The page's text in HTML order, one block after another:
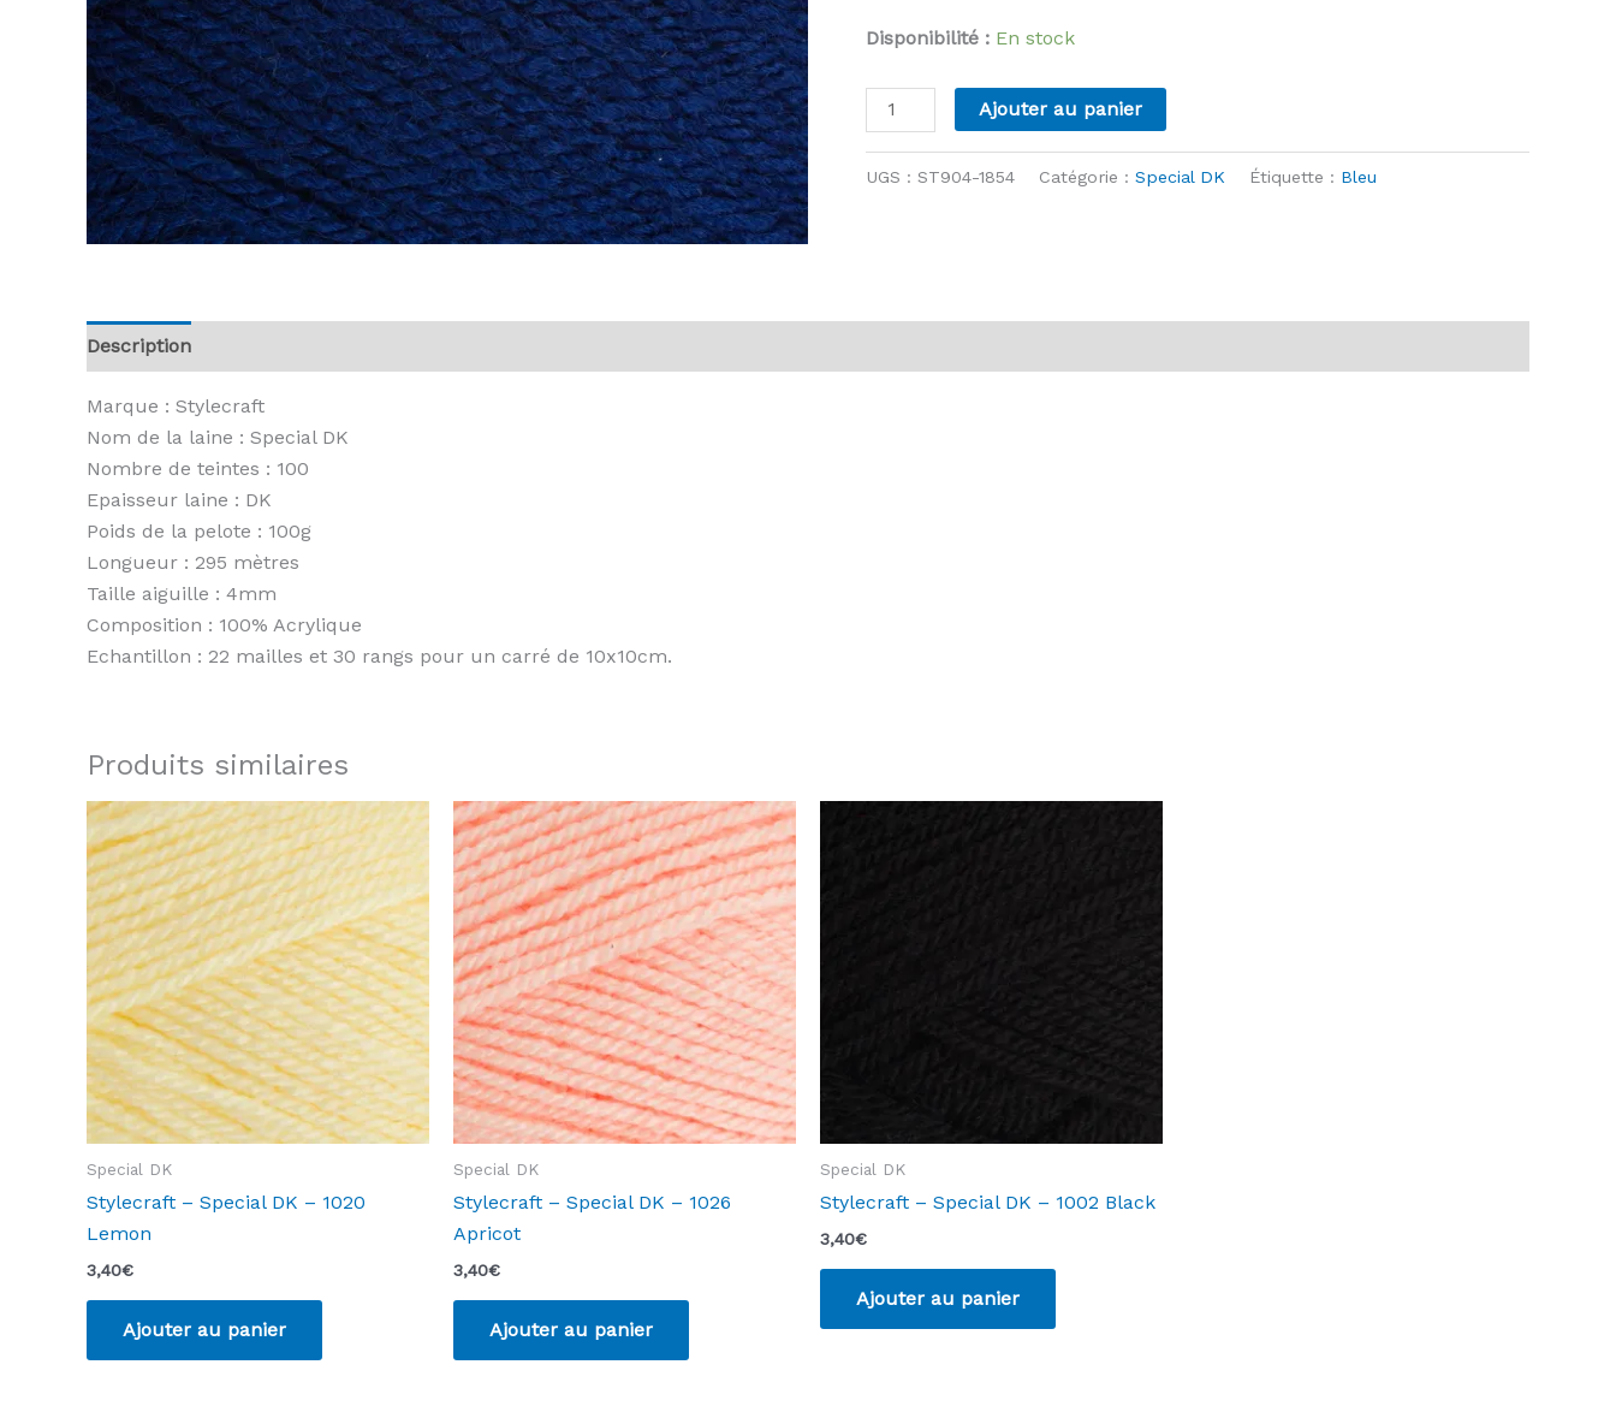
Disponibilité : En stock
quantité
de
1854
Ajouter au panier
UGS : ST904-1854 Catégorie : Special DK Étiquette : Bleu
Description
Marque : Stylecraft
Nom de la laine : Special DK
Nombre de teintes : 100
Epaisseur laine : DK
Poids de la pelote : 100g
Longueur : 295 mètres
Taille aiguille : 4mm
Composition : 100% Acrylique
Echantillon : 22 mailles et 30 rangs pour un carré de 10x10cm.
Produits similaires
Special DK
Stylecraft – Special DK – 1020
Lemon
3,40€
Ajouter au panier
Special DK
Stylecraft – Special DK – 1026
Apricot
3,40€
Ajouter au panier
Special DK
Stylecraft – Special DK – 1002 Black
3,40€
Ajouter au panier